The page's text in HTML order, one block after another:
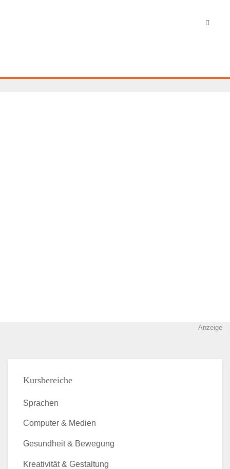
Anzeige
Kursbereiche
Sprachen
Computer & Medien
Gesundheit & Bewegung
Kreativität & Gestaltung